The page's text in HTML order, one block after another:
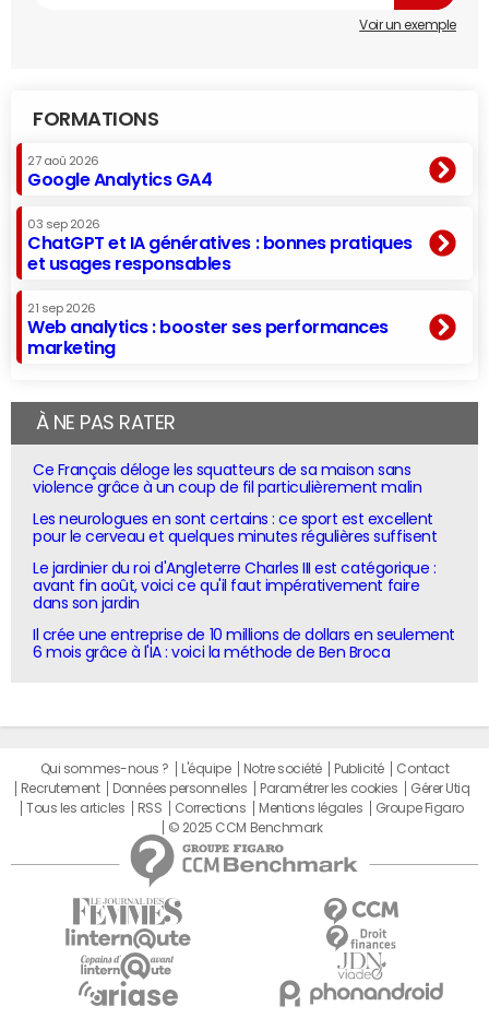
Voir un exemple
FORMATIONS
27 aoû 2026
Google Analytics GA4
03 sep 2026
ChatGPT et IA génératives : bonnes pratiques
et usages responsables
21 sep 2026
Web analytics : booster ses performances
marketing
À NE PAS RATER
Ce Français déloge les squatteurs de sa maison sans
violence grâce à un coup de fil particulièrement malin
Les neurologues en sont certains : ce sport est excellent
pour le cerveau et quelques minutes régulières suffisent
Le jardinier du roi d'Angleterre Charles III est catégorique :
avant fin août, voici ce qu'il faut impérativement faire
dans son jardin
Il crée une entreprise de 10 millions de dollars en seulement
6 mois grâce à l'IA : voici la méthode de Ben Broca
Qui sommes-nous ? L'équipe Notre société Publicité
Contact
Recrutement
Données personnelles Paramétrer les cookies
Gérer Utiq
Tous les articles
RSS Corrections Mentions légales
Groupe Figaro
© 2025 CCM Benchmark